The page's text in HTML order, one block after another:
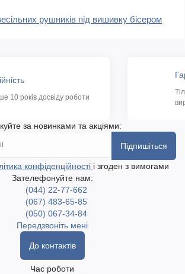
рушників під вишивку бісером
10 років досвіду роботи
за новинками та акціями:
Підпишіться
конфіденційності і згоден з вимогами
Зателефонуйте нам:
(044) 22-77-662
(067) 483-65-85
(050) 067-34-84
Передзвоніть мені
До контактів
Час роботи